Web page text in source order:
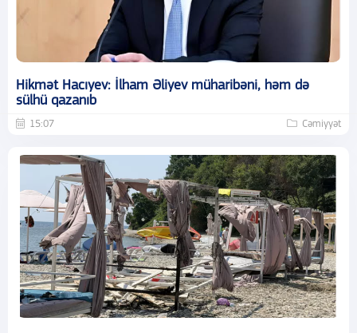
Hikmət Hacıyev: İlham Əliyev müharibəni, həm də
sülhü qazanıb
15:07 Cəmiyyət